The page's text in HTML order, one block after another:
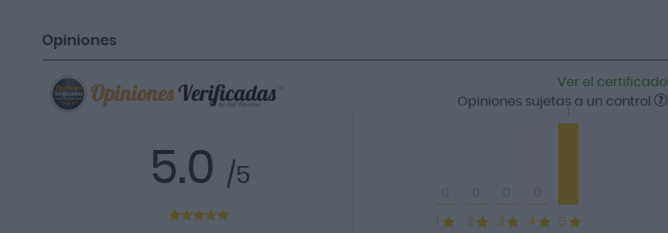
Opiniones
Ver el certificado
Opiniones sujetas a un control
5.0 /5
1 2 3 4 5